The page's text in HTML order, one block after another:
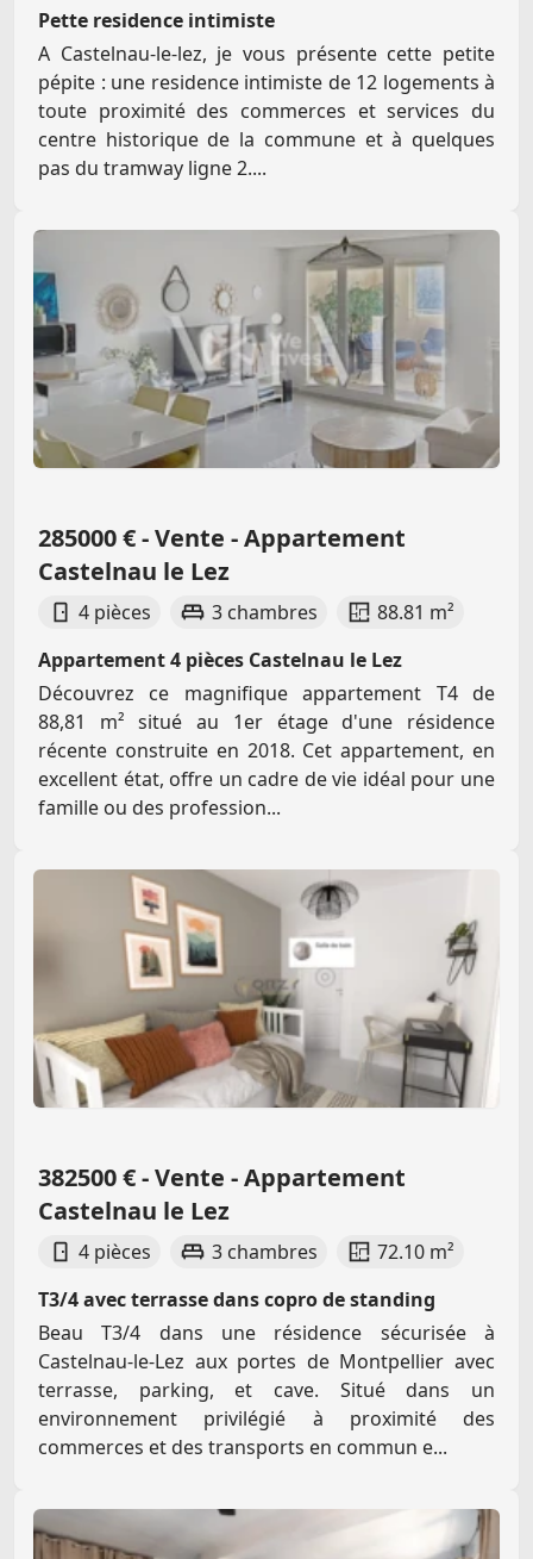
Pette residence intimiste
A Castelnau-le-lez, je vous présente cette petite
pépite : une residence intimiste de 12 logements à
toute proximité des commerces et services du
centre historique de la commune et à quelques
pas du tramway ligne 2....
285000 € - Vente - Appartement
Castelnau le Lez
4 pièces 3 chambres
88.81 m²
Appartement 4 pièces Castelnau le Lez
Découvrez ce magnifique appartement T4 de
88,81 m² situé au 1er étage d'une résidence
récente construite en 2018. Cet appartement, en
excellent état, offre un cadre de vie idéal pour une
famille ou des profession...
382500 € - Vente - Appartement
Castelnau le Lez
4 pièces 3 chambres
72.10 m²
T3/4 avec terrasse dans copro de standing
Beau T3/4 dans une résidence sécurisée à
Castelnau-le-Lez aux portes de Montpellier avec
terrasse, parking, et cave. Situé dans un
environnement privilégié à proximité des
commerces et des transports en commun e...